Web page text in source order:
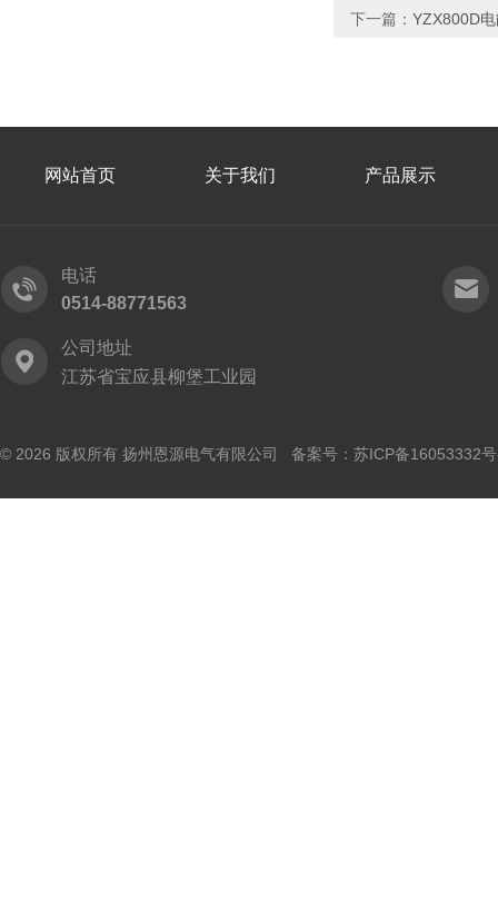
下一篇： YZX800D
网站首页 关于我们 产品展示
电话
0514-88771563
公司地址
江苏省宝应县柳堡工业园
© 2026 版权所有 扬州恩源电气有限公司 备案号： 苏ICP备16053332